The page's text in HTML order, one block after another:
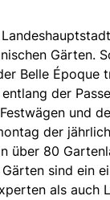
Gärten.
Belle Époque
der
und
der
über 80
sind ein
als auch